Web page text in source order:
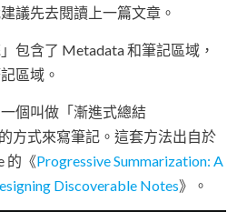
議先去閱讀上一篇文章。
包含了 Metadata 和筆記區域，
區域。
個叫做「漸進式總結
方式來寫筆記。這套方法出自於
的《Progressive Summarization: A
Discoverable Notes》。